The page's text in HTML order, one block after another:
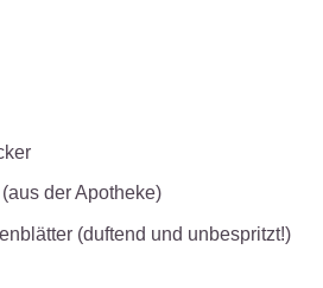
der Apotheke)
(duftend und unbespritzt!)